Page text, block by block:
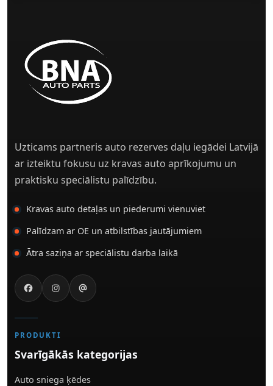
Uzticams partneris auto rezerves daļu iegādei Latvijā
ar izteiktu fokusu uz kravas auto aprīkojumu un
praktisku speciālistu palīdzību.
Kravas auto detaļas un piederumi vienuviet
Palīdzam ar OE un atbilstības jautājumiem
Ātra saziņa ar speciālistu darba laikā
PRODUKTI
Svarīgākās kategorijas
Auto sniega ķēdes